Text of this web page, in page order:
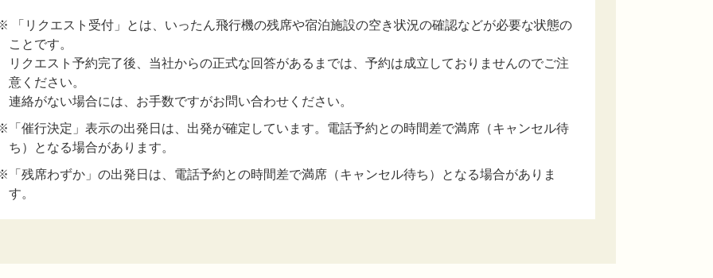
「リクエスト受付」とは、いったん飛行機の残席や宿泊施設の空き状況の確認などが必要な状態の
ことです。
リクエスト予約完了後、当社からの正式な回答があるまでは、予約は成立しておりませんのでご注
意ください。
連絡がない場合には、お手数ですがお問い合わせください。
「催行決定」表示の出発日は、出発が確定しています。電話予約との時間差で満席（キャンセル待
ち）となる場合があります。
「残席わずか」の出発日は、電話予約との時間差で満席（キャンセル待ち）となる場合がありま
す。